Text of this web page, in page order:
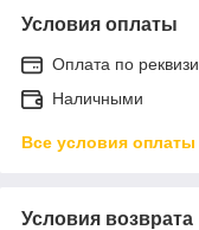
Условия оплаты
Оплата по
Наличными
Все условия оплаты
Условия возврата